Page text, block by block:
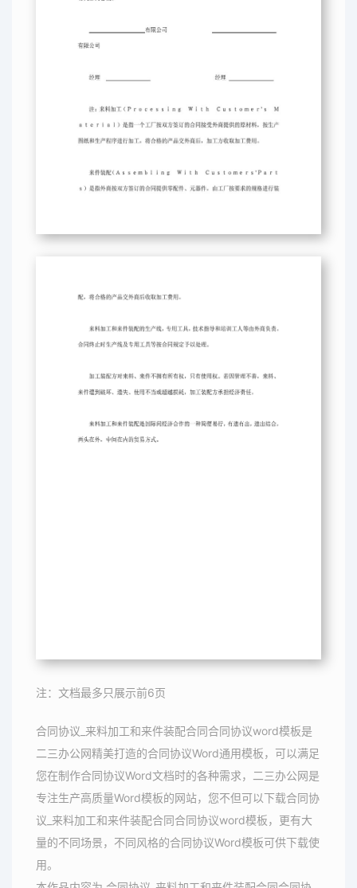
注：文档最多只展示前6页
合同协议_来料加工和来件装配合同合同协议word模板是
二三办公网精美打造的合同协议Word通用模板，可以满足
您在制作合同协议Word文档时的各种需求，二三办公网是
专注生产高质量Word模板的网站，您不但可以下载合同协
议_来料加工和来件装配合同合同协议word模板，更有大
量的不同场景，不同风格的合同协议Word模板可供下载使
用。